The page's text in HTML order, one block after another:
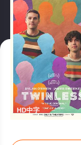
HD中字